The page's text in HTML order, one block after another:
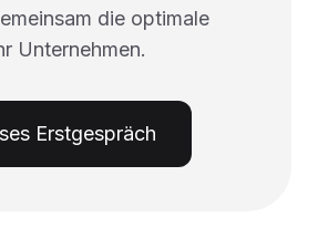
die optimale
Unternehmen.
Erstgespräch